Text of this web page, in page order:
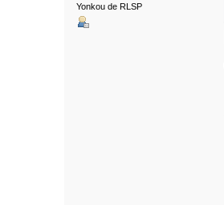
Yonkou de RLSP